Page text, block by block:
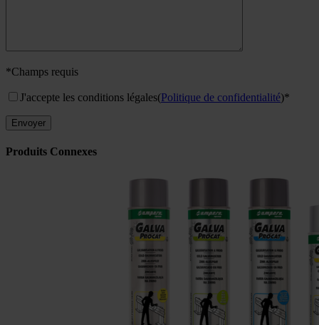
*Champs requis
J'accepte les conditions légales(Politique de confidentialité)*
Produits Connexes